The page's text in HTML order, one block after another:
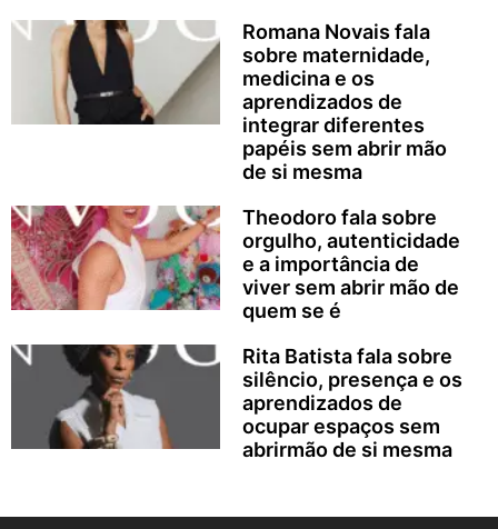
Romana Novais fala
sobre maternidade,
medicina e os
aprendizados de
integrar diferentes
papéis sem abrir mão
de si mesma
Theodoro fala sobre
orgulho, autenticidade
e a importância de
viver sem abrir mão de
quem se é
Rita Batista fala sobre
silêncio, presença e os
aprendizados de
ocupar espaços sem
abrirmão de si mesma